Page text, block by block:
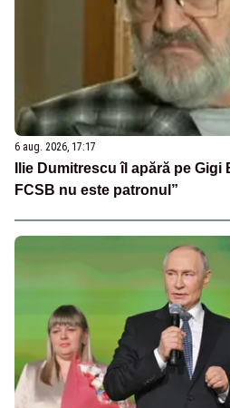
6 aug. 2026, 17:17
Ilie Dumitrescu îl apără pe
FCSB nu este patronul”